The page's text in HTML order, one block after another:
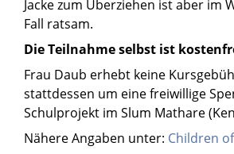
Jacke zum Überziehen ist aber im
Fall ratsam.
Die Teilnahme selbst ist
Frau Daub erhebt keine
stattdessen um eine freiwillige
Schulprojekt im Slum Mathare
Nähere Angaben unter: Children